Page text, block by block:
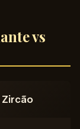
vs
Zircão